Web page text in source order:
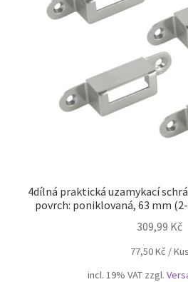
4dílná praktická uzamykací
povrch: poniklovaná, 63 mm (2-
309,99 Kč
77,50Kč /Kus
incl. 19% VAT zzgl.